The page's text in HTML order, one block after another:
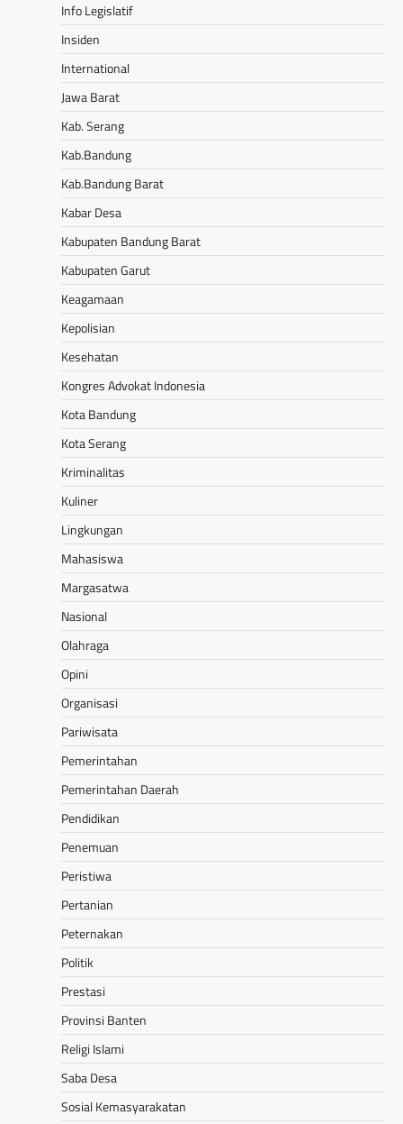
Info Legislatif
Insiden
International
Jawa Barat
Kab. Serang
Kab.Bandung
Kab.Bandung Barat
Kabar Desa
Kabupaten Bandung Barat
Kabupaten Garut
Keagamaan
Kepolisian
Kesehatan
Kongres Advokat Indonesia
Kota Bandung
Kota Serang
Kriminalitas
Kuliner
Lingkungan
Mahasiswa
Margasatwa
Nasional
Olahraga
Opini
Organisasi
Pariwisata
Pemerintahan
Pemerintahan Daerah
Pendidikan
Penemuan
Peristiwa
Pertanian
Peternakan
Politik
Prestasi
Provinsi Banten
Religi Islami
Saba Desa
Sosial Kemasyarakatan